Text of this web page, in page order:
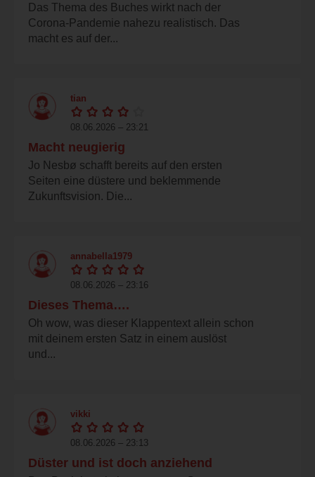
Das Thema des Buches wirkt nach der
Corona-Pandemie nahezu realistisch. Das
macht es auf der...
tian
08.06.2026 – 23:21
Macht neugierig
Jo Nesbø schafft bereits auf den ersten
Seiten eine düstere und beklemmende
Zukunftsvision. Die...
annabella1979
08.06.2026 – 23:16
Dieses Thema….
Oh wow, was dieser Klappentext allein schon
mit deinem ersten Satz in einem auslöst
und...
vikki
08.06.2026 – 23:13
Düster und ist doch anziehend